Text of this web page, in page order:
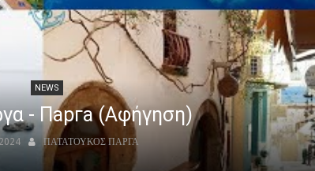
NEWS
of Parga (FPV shots)
ΠΑΤΑΤΟΥΚΟΣ ΠΑΡΓΑ